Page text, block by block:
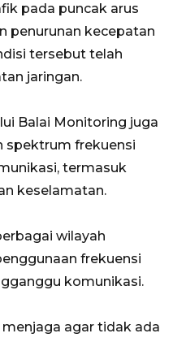
pada puncak arus
penurunan kecepatan
tersebut telah
jaringan.
Balai Monitoring juga
spektrum frekuensi
termasuk
keselamatan.
wilayah
frekuensi
komunikasi.
agar tidak ada